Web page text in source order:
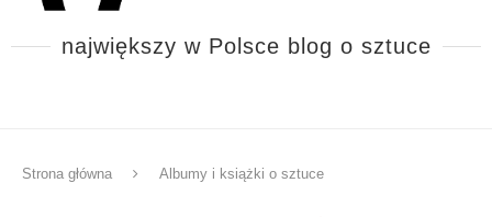
największy w Polsce blog o sztuce
Strona główna Albumy i książki o sztuce